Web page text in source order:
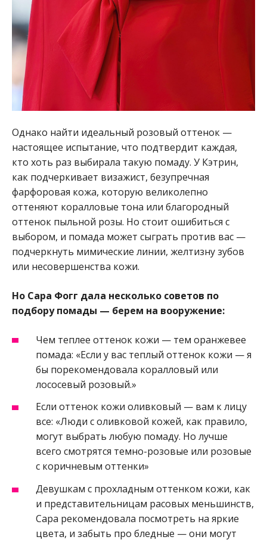
Однако найти идеальный розовый оттенок —
настоящее испытание, что подтвердит каждая,
кто хоть раз выбирала такую помаду. У Кэтрин,
как подчеркивает визажист, безупречная
фарфоровая кожа, которую великолепно
оттеняют коралловые тона или благородный
оттенок пыльной розы. Но стоит ошибиться с
выбором, и помада может сыграть против вас —
подчеркнуть мимические линии, желтизну зубов
или несовершенства кожи.
Но Сара Фогг дала несколько советов по
подбору помады — берем на вооружение:
Чем теплее оттенок кожи — тем оранжевее
помада: «Если у вас теплый оттенок кожи — я
бы порекомендовала коралловый или
лососевый розовый.»
Если оттенок кожи оливковый — вам к лицу
все: «Люди с оливковой кожей, как правило,
могут выбрать любую помаду. Но лучше
всего смотрятся темно-розовые или розовые
с коричневым оттенки»
Девушкам с прохладным оттенком кожи, как
и представительницам расовых меньшинств,
Сара рекомендовала посмотреть на яркие
цвета, и забыть про бледные — они могут